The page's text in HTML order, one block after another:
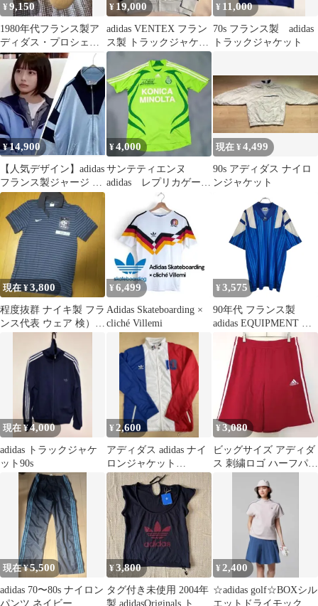
¥9,150
1980年代フランス製ア
ディダス・プロシェル
GB7白白
¥ 19,000
adidas VENTEX フラン
ス製 トラックジャケッ
ト 水色70s 80s
¥ 11,000
70s フランス製 adidas
トラックジャケット
¥14,900
【人気デザイン】adidas
フランス製ジャージ M
水色/紺 あのちゃん 古
¥4,000
サンテティエンヌ
adidas レプリカゲーム
シャツ 2007年製
現在 ¥4,499
90s アディダス ナイロ
ンジャケット
現在 ¥3,800
程度抜群 ナイキ製 フラ
ンス代表 ウェア 検）ア
ディダス プーマ アスレ
¥ 6,499
Adidas Skateboarding ×
cliché Villemi
¥ 3,575
90年代 フランス製
adidas EQUIPMENT ア
ディダス エキップメン
ト フットボールＴシャ
ツ サッカー スポーツ
(メンズ L)中古 古着
U8037
現在 ¥4,000
adidas トラックジャケ
ット90s
¥ 2,600
アディダス adidas ナイ
ロンジャケット
FRANCE M
¥3,080
ビッグサイズ アディダ
ス 刺繍ロゴ ハーフパン
現在 ¥5,500
adidas 70〜80s ナイロン
パンツ ネイビー
¥3,800
タグ付き未使用 2004年
製 adidasOriginals トレ
¥ 2,400
☆adidas golf☆BOXシル
エットドライモックシ